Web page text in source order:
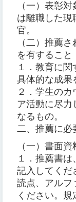
（一）表彰
は離職した現
官。
（二）推薦
を有すること
１．教育に関
具体的な成果
２．学生の
ア活動に尽力
なるもの。
二、推薦に必
（一）書面資
１．推薦書
記入してくだ
読点、アルフ
ください。